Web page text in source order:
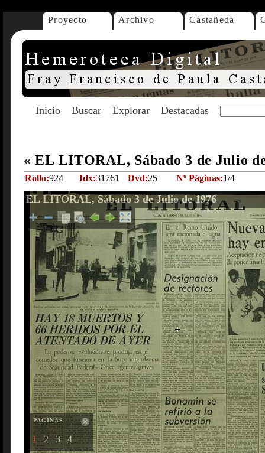
Proyecto Archivo Castañeda
Inicio Buscar Explorar Destacadas
« EL LITORAL, Sábado 3 de Julio
Rollo:924 Idx:31761 Dvd:25 Nº Páginas:1/4
EL LITORAL, Sábado 3 de Julio de 1976
PAGINAS
1 2 3 4